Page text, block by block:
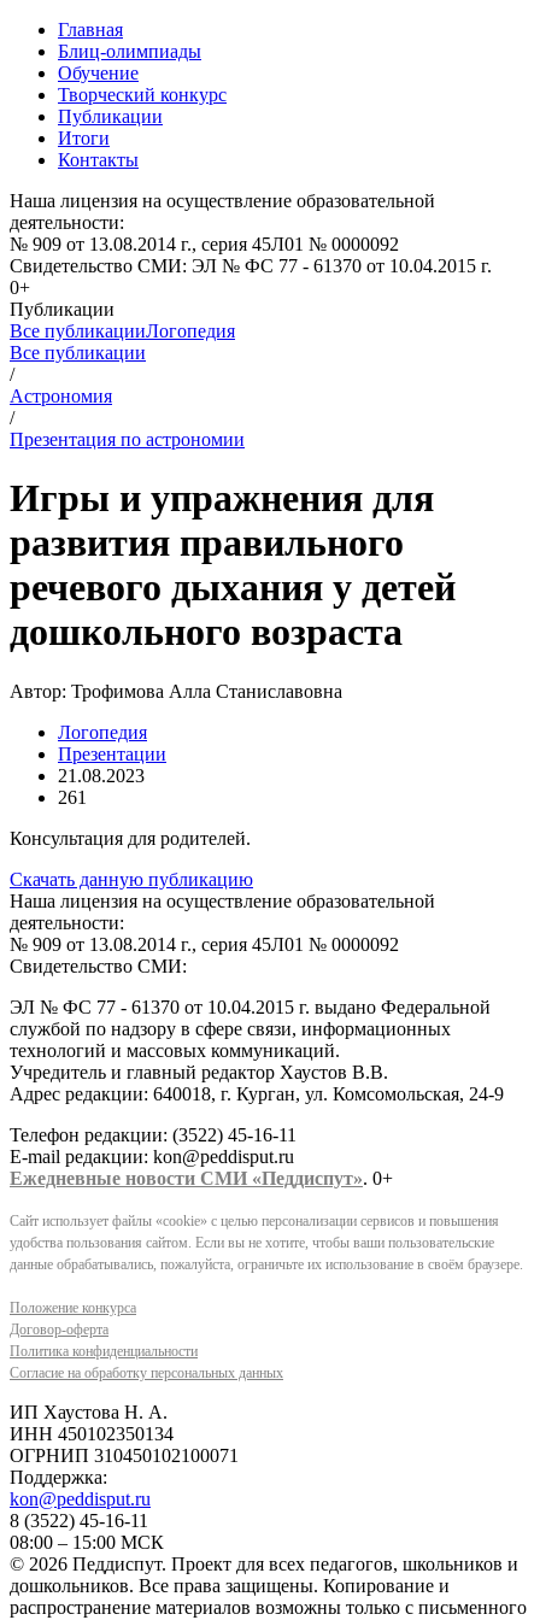
Главная
Блиц-олимпиады
Обучение
Творческий конкурс
Публикации
Итоги
Контакты
Наша лицензия на осуществление образовательной
деятельности:
№ 909 от 13.08.2014 г., серия 45Л01 № 0000092
Свидетельство СМИ: ЭЛ № ФС 77 - 61370 от 10.04.2015 г.
0+
Публикации
Все публикацииЛогопедия
Все публикации
/
Астрономия
/
Презентация по астрономии
Игры и упражнения для
развития правильного
речевого дыхания у детей
дошкольного возраста
Автор: Трофимова Алла Станиславовна
Логопедия
Презентации
21.08.2023
261
Консультация для родителей.
Скачать данную публикацию
Наша лицензия на осуществление образовательной
деятельности:
№ 909 от 13.08.2014 г., серия 45Л01 № 0000092
Свидетельство СМИ:
ЭЛ № ФС 77 - 61370 от 10.04.2015 г. выдано Федеральной
службой по надзору в сфере связи, информационных
технологий и массовых коммуникаций.
Учредитель и главный редактор Хаустов В.В.
Адрес редакции: 640018, г. Курган, ул. Комсомольская, 24-9
Телефон редакции: (3522) 45-16-11
E-mail редакции: kon@peddisput.ru
Ежедневные новости СМИ «Педдиспут». 0+
Сайт использует файлы «cookie» с целью персонализации сервисов и повышения
удобства пользования сайтом. Если вы не хотите, чтобы ваши пользовательские
данные обрабатывались, пожалуйста, ограничьте их использование в своём браузере.
Положение конкурса
Договор-оферта
Политика конфиденциальности
Согласие на обработку персональных данных
ИП Хаустова Н. А.
ИНН 450102350134
ОГРНИП 310450102100071
Поддержка:
kon@peddisput.ru
8 (3522) 45-16-11
08:00 – 15:00 МСК
© 2026 Педдиспут. Проект для всех педагогов, школьников и
дошкольников. Все права защищены. Копирование и
распространение материалов возможны только с письменного